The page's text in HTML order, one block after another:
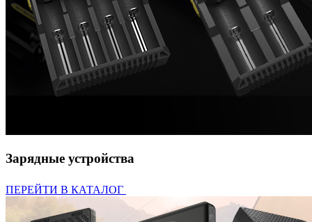
Зарядные устройства
ПЕРЕЙТИ В КАТАЛОГ